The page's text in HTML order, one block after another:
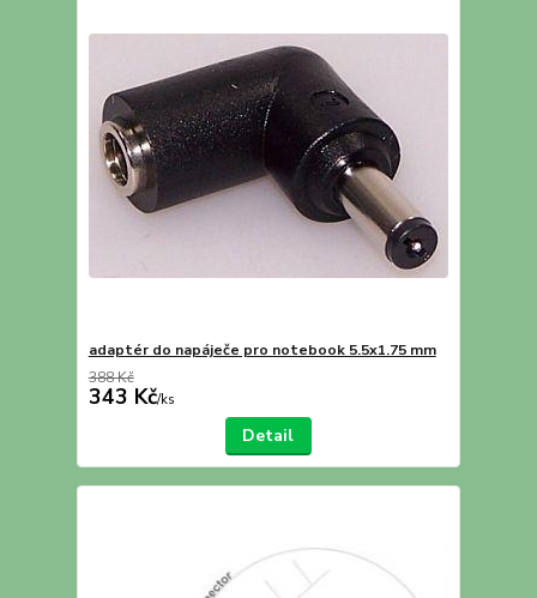
adaptér do napáječe pro notebook 5.5x1.75 mm
388 Kč
343 Kč/ks
Detail